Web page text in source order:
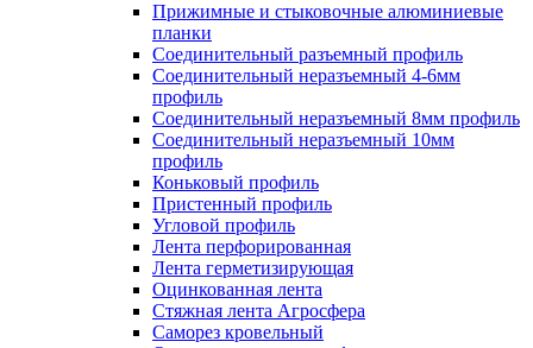
Прижимные и стыковочные алюминиевые
планки
Соединительный разъемный профиль
Соединительный неразъемный 4-6мм
профиль
Соединительный неразъемный 8мм профиль
Соединительный неразъемный 10мм
профиль
Коньковый профиль
Пристенный профиль
Угловой профиль
Лента перфорированная
Лента герметизирующая
Оцинкованная лента
Стяжная лента Агросфера
Саморез кровельный